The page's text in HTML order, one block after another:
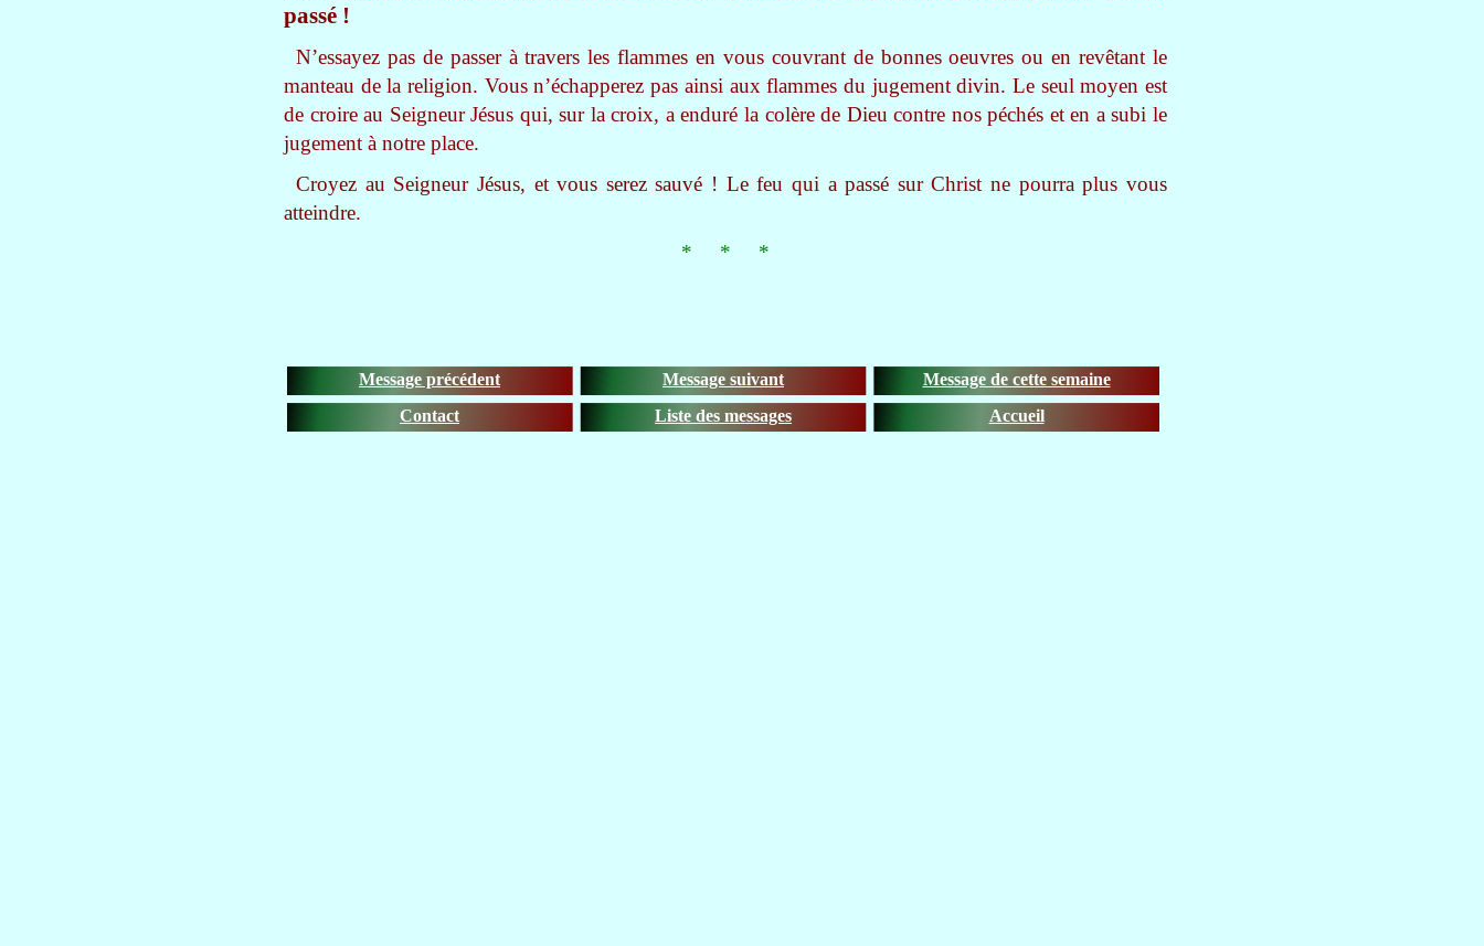
passé !
N’essayez pas de passer à travers les flammes en vous couvrant de bonnes oeuvres ou en revêtant le
manteau de la religion. Vous n’échapperez pas ainsi aux flammes du jugement divin. Le seul moyen est
de croire au Seigneur Jésus qui, sur la croix, a enduré la colère de Dieu contre nos péchés et en a subi le
jugement à notre place.
Croyez au Seigneur Jésus, et vous serez sauvé ! Le feu qui a passé sur Christ ne pourra plus vous
atteindre.
* * *
Message précédent Message suivant
Message de cette semaine
Contact
Liste des messages Accueil